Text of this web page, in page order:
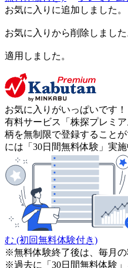
お気に入りに追加しました。
お気に入りから削除しました
適用しました。
お気に入りがいっぱいです！
有料サービス「株探プレミ
柄を無制限で登録すること
には「30日間無料体験」実施
む (初回無料体験付き)
※無料体験終了後は、毎月の
※過去に「30日間無料体験